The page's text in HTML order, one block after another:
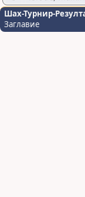
Шах-Турнир-
Заглавие